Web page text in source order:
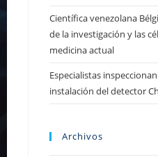
Científica venezolana
de la investigación y las
medicina actual
Especialistas
instalación del detector
Archivos